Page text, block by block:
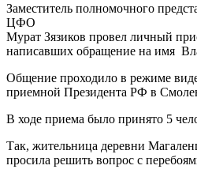
Заместитель полномочного
ЦФО
Мурат Зязиков провел личный
написавших обращение на имя
Общение проходило в режиме
приемной Президента РФ в
В ходе приема было принято 5
Так, жительница деревни
просила решить вопрос с